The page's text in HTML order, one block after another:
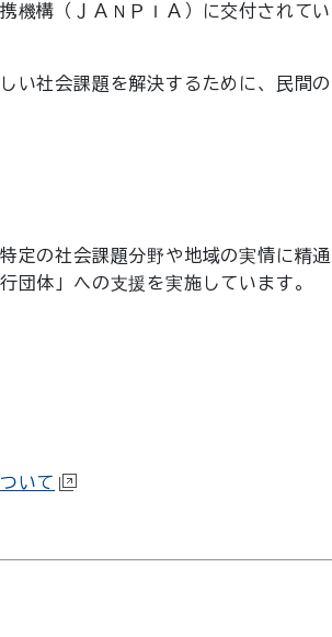
機構（ＪＡＮＰＩＡ）に交付されて
い社会課題を解決するために、民間
定の社会課題分野や地域の実情に精
団体」への支援を実施しています。
いて